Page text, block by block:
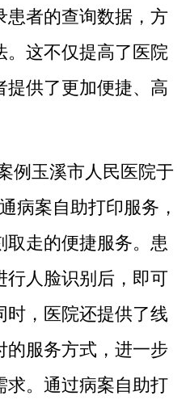
患者的查询数据，方
。这不仅提高了医院
提供了更加便捷、高
例玉溪市人民医院于
病案自助打印服务，
取走的便捷服务。患
行人脸识别后，即可
时，医院还提供了线
的服务方式，进一步
求。通过病案自助打